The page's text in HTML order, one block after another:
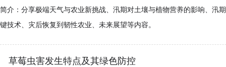
简介：分享极端天气与农业新挑战、汛期对土壤与植物营养的影响、汛
键技术、灾后恢复到韧性农业、未来展望等内容。
草莓虫害发生特点及其绿色防控